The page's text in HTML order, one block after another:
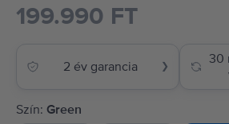
199.990 FT
2 év garancia ❯
30
Szín: Green